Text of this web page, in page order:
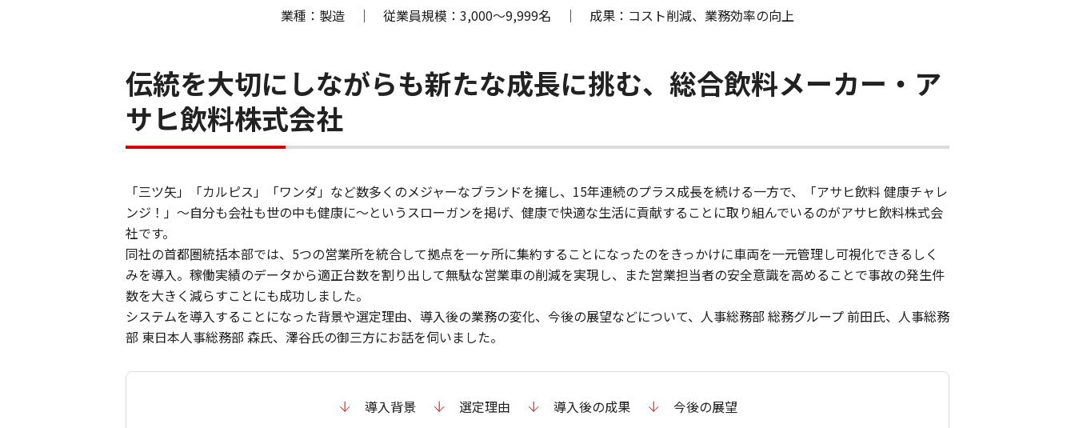
業種：製造 ｜ 従業員規模：3,000～9,999名 ｜ 成果：コスト削減、業務効率の向上
伝統を大切にしながらも新たな成長に挑む、総合飲料メーカー・ア
サヒ飲料株式会社
「三ツ矢」「カルピス」「ワンダ」など数多くのメジャーなブランドを擁し、15年連続のプラス成長を続ける一方で、「アサヒ飲料 健康チャレ
ンジ！」～自分も会社も世の中も健康に～というスローガンを掲げ、健康で快適な生活に貢献することに取り組んでいるのがアサヒ飲料株式会
社です。
同社の首都圏統括本部では、5つの営業所を統合して拠点を一ヶ所に集約することになったのをきっかけに車両を一元管理し可視化できるしく
みを導入。稼働実績のデータから適正台数を割り出して無駄な営業車の削減を実現し、また営業担当者の安全意識を高めることで事故の発生件
数を大きく減らすことにも成功しました。
システムを導入することになった背景や選定理由、導入後の業務の変化、今後の展望などについて、人事総務部 総務グループ 前田氏、人事総務
部 東日本人事総務部 森氏、澤谷氏の御三方にお話を伺いました。
導入背景 選定理由 導入後の成果 今後の展望